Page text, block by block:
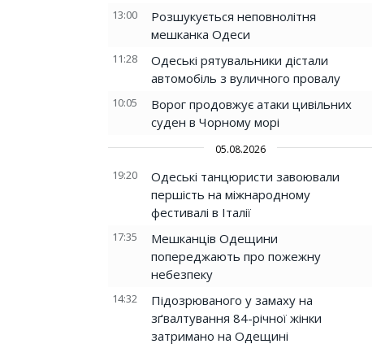
13:00
Розшукується неповнолітня
мешканка Одеси
11:28
Одеські рятувальники дістали
автомобіль з вуличного провалу
10:05
Ворог продовжує атаки цивільних
суден в Чорному морі
05.08.2026
19:20
Одеські танцюристи завоювали
першість на міжнародному
фестивалі в Італії
17:35
Мешканців Одещини
попереджають про пожежну
небезпеку
14:32
Підозрюваного у замаху на
зґвалтування 84-річної жінки
затримано на Одещині